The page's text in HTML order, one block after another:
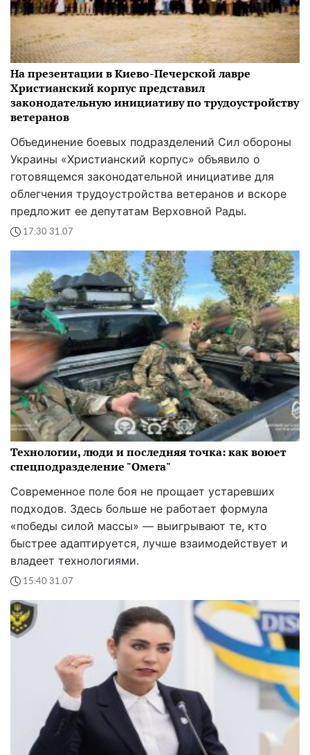
На презентации в Киево-Печерской лавре
Христианский корпус представил
законодательную инициативу по трудоустройству
ветеранов
Объединение боевых подразделений Сил обороны
Украины «Христианский корпус» объявило о
готовящемся законодательной инициативе для
облегчения трудоустройства ветеранов и вскоре
предложит ее депутатам Верховной Рады.
17:30 31.07
Технологии, люди и последняя точка: как воюет
спецподразделение "Омега"
Современное поле боя не прощает устаревших
подходов. Здесь больше не работает формула
«победы силой массы» — выигрывают те, кто
быстрее адаптируется, лучше взаимодействует и
владеет технологиями.
15:40 31.07